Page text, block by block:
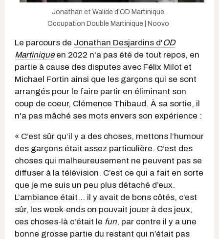
Jonathan et Walide d'OD Martinique.
Occupation Double Martinique | Noovo
Le parcours de Jonathan Desjardins d'OD
Martinique en 2022 n'a pas été de tout repos, en
partie à cause des disputes avec Félix Milot et
Michael Fortin ainsi que les garçons qui se sont
arrangés pour le faire partir en éliminant son
coup de coeur, Clémence Thibaud. À sa sortie, il
n'a pas mâché ses mots envers son expérience :
« C’est sûr qu’il y a des choses, mettons l’humour
des garçons était assez particulière. C’est des
choses qui malheureusement ne peuvent pas se
diffuser à la télévision. C’est ce qui a fait en sorte
que je me suis un peu plus détaché d’eux.
L’ambiance était… il y avait de bons côtés, c’est
sûr, les week-ends on pouvait jouer à des jeux,
ces choses-là c'était le fun, par contre il y a une
bonne grosse partie du restant qui n’était pas